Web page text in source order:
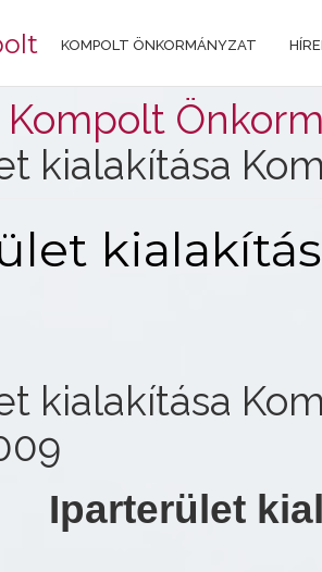
KOMPOLT ÖNKORMÁNYZAT
Kompolt
kialakítása
kialakítása
Iparterület